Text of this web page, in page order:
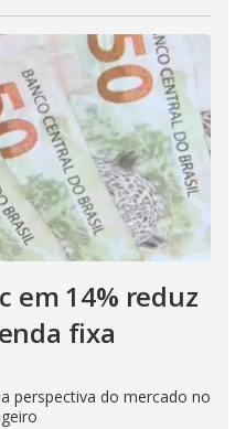
em 14% reduz
fixa
perspectiva do mercado no